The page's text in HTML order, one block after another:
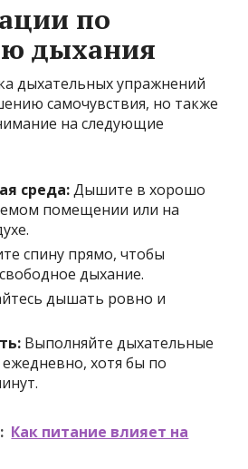
по
дыхания
дыхательных упражнений
самочувствия, но также
на следующие
среда:Дышите в хорошо
помещении или на
спину прямо, чтобы
дыхание.
дышать ровно и
Выполняйте дыхательные
хотя бы по
Как питание влияет на